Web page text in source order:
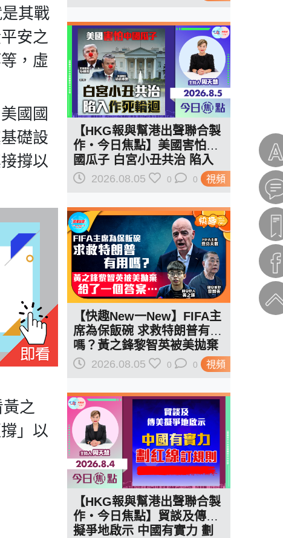
其戰
安之
，虛
國國
礎設
撐以
之
」以
視頻
【HKG報與幫港出聲聯合製
作‧今日焦點】美國害怕中
國瓜子 白宮小丑共治 陷入
作死輪迴
2026.08.05 0 0
視頻
【快趣New一New】FIFA主
席為保飯碗 求救特朗普有用
嗎？黃之鋒黎智英被美拋棄
給了一個答案…
2026.08.05 0 0
【HKG報與幫港出聲聯合製
作‧今日焦點】貿談及傳美
擬爭地啟示 中國有實力 劃